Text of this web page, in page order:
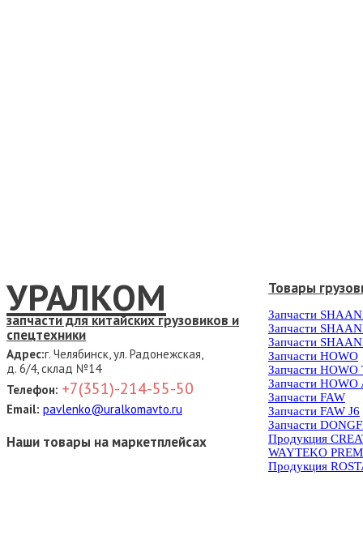
УРАЛКОМ
запчасти для китайских грузовиков и
спецтехники
Адрес:г. Челябинск, ул. Радонежская,
д. 6/4, склад №14
Телефон: +7(351)-214-55-50
Email: pavlenko@uralkomavto.ru
Наши товары на маркетплейсах
Товары
Запчасти
Запчасти
Запчасти
Запчасти HOWO
Запчасти HOWO
Запчасти HOWO
Запчасти FAW
Запчасти FAW J6
Запчасти
Продукция
WAYTEKO
Продукция